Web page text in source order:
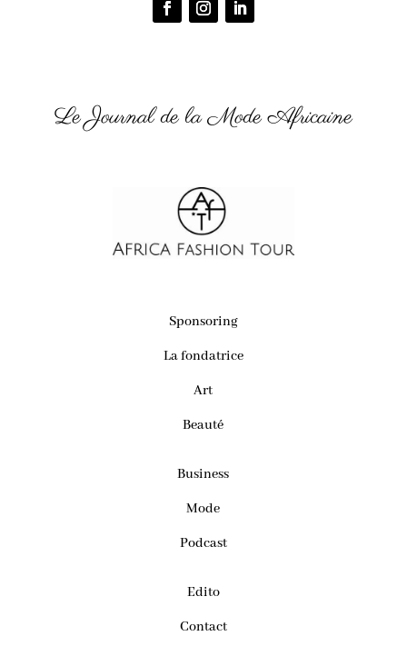
Le Journal de la Mode Africaine
Sponsoring
La fondatrice
Art
Beauté
Business
Mode
Podcast
Edito
Contact